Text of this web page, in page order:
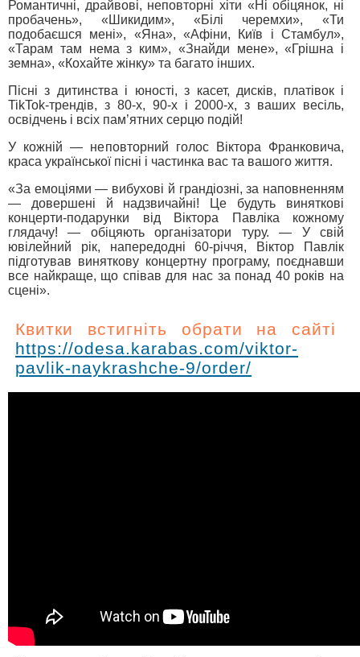
Романтичні, драйвові, неповторні хіти «Ні обіцянок, ні
пробачень», «Шикидим», «Білі черемхи», «Ти
подобаєшся мені», «Яна», «Афіни, Київ і Стамбул»,
«Тарам там нема з ким», «Знайди мене», «Грішна і
земна», «Кохайте жінку» та багато інших.
Пісні з дитинства і юності, з касет, дисків, платівок і
TikTok-трендів, з 80-х, 90-х і 2000-х, з ваших весіль,
освідчень і всіх пам’ятних серцю подій!
У кожній — неповторний голос Віктора Франковича,
краса української пісні і частинка вас та вашого життя.
«За емоціями — вибухові й грандіозні, за наповненням
— довершені й надзвичайні! Це будуть виняткові
концерти-подарунки від Віктора Павліка кожному
глядачу! — обіцяють організатори туру. — У свій
ювілейний рік, напередодні 60-річчя, Віктор Павлік
підготував виняткову концертну програму, поєднавши
все найкраще, що співав для нас за понад 40 років на
сцені».
Квитки встигніть обрати на сайті
https://odesa.karabas.com/viktor-
pavlik-naykrashche-9/order/